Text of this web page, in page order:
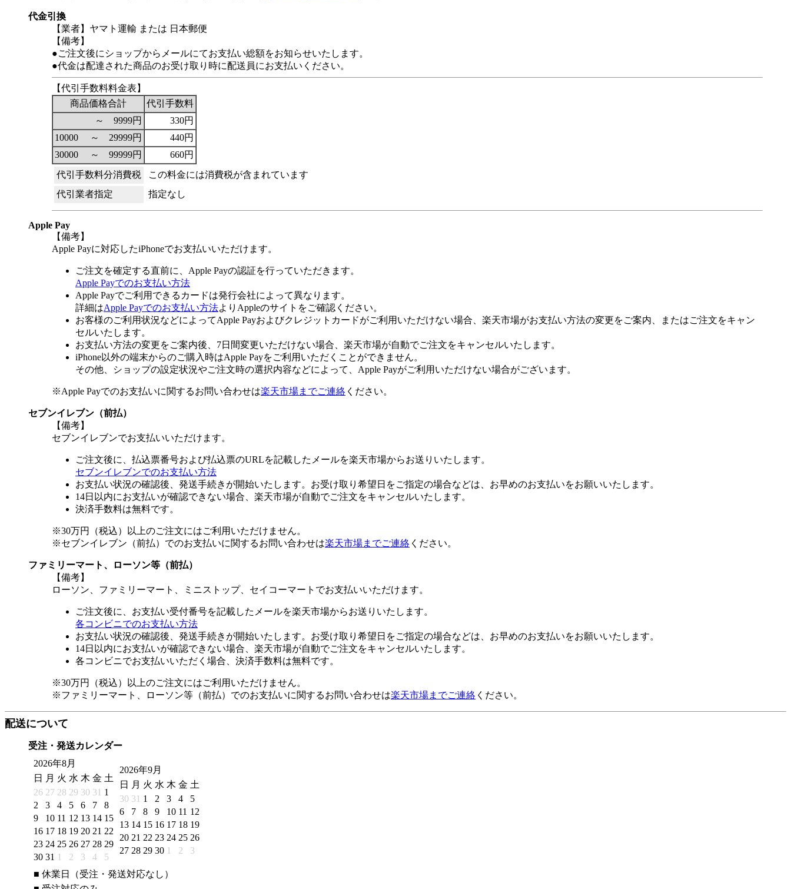
代金引換
【業者】ヤマト運輸 または 日本郵便
【備考】
●ご注文後にショップからメールにてお支払い総額をお知らせいたします。
●代金は配達された商品のお受け取り時に配送員にお支払いください。
【代引手数料料金表】
商品価格合計
代引手数料
～ 9999円
330円
10000 ～ 29999円
440円
30000 ～ 99999円
660円
代引手数料分消費税
この料金には消費税が含まれています
代引業者指定
指定なし
Apple Pay
【備考】
Apple Payに対応したiPhoneでお支払いいただけます。
ご注文を確定する直前に、Apple Payの認証を行っていただきます。
Apple Payでのお支払い方法
Apple Payでご利用できるカードは発行会社によって異なります。
詳細はApple Payでのお支払い方法よりAppleのサイトをご確認ください。
お客様のご利用状況などによってApple Payおよびクレジットカードがご利用いただけない場合、楽天市場がお支払い方法の変更をご案内、またはご注文をキャン
セルいたします。
お支払い方法の変更をご案内後、7日間変更いただけない場合、楽天市場が自動でご注文をキャンセルいたします。
iPhone以外の端末からのご購入時はApple Payをご利用いただくことができません。
その他、ショップの設定状況やご注文時の選択内容などによって、Apple Payがご利用いただけない場合がございます。
※Apple Payでのお支払いに関するお問い合わせは楽天市場までご連絡 ください。
セブンイレブン（前払）
【備考】
セブンイレブンでお支払いいただけます。
ご注文後に、払込票番号および払込票のURLを記載したメールを楽天市場からお送りいたします。
セブンイレブンでのお支払い方法
お支払い状況の確認後、発送手続きが開始いたします。お受け取り希望日をご指定の場合などは、お早めのお支払いをお願いいたします。
14日以内にお支払いが確認できない場合、楽天市場が自動でご注文をキャンセルいたします。
決済手数料は無料です。
※30万円（税込）以上のご注文にはご利用いただけません。
※セブンイレブン（前払）でのお支払いに関するお問い合わせは楽天市場までご連絡 ください。
ファミリーマート、ローソン等（前払）
【備考】
ローソン、ファミリーマート、ミニストップ、セイコーマートでお支払いいただけます。
ご注文後に、お支払い受付番号を記載したメールを楽天市場からお送りいたします。
各コンビニでのお支払い方法
お支払い状況の確認後、発送手続きが開始いたします。お受け取り希望日をご指定の場合などは、お早めのお支払いをお願いいたします。
14日以内にお支払いが確認できない場合、楽天市場が自動でご注文をキャンセルいたします。
各コンビニでお支払いいただく場合、決済手数料は無料です。
※30万円（税込）以上のご注文にはご利用いただけません。
※ファミリーマート、ローソン等（前払）でのお支払いに関するお問い合わせは楽天市場までご連絡 ください。
配送について
受注・発送カレンダー
2026年8月
日
月 火 水 木 金 土
26 27 28 29 30 31 1
2
3 4 5 6 7
8
9
10 11 12 13 14 15
16 17 18 19 20 21 22
23 24 25 26 27 28 29
30 31 1 2 3 4 5
2026年9月
日
月 火 水 木 金 土
30 31 1 2 3 4
5
6
7 8 9 10 11 12
13 14 15 16 17 18 19
20 21 22 23 24 25 26
27 28 29 30 1 2 3
■ 休業日（受注・発送対応なし）